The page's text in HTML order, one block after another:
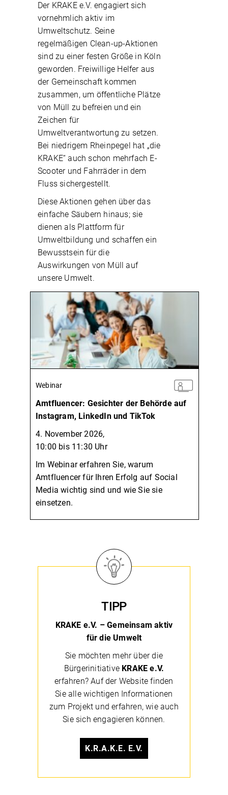
Der KRAKE e.V. engagiert sich
vornehmlich aktiv im
Umweltschutz. Seine
regelmäßigen Clean-up-Aktionen
sind zu einer festen Größe in Köln
geworden. Freiwillige Helfer aus
der Gemeinschaft kommen
zusammen, um öffentliche Plätze
von Müll zu befreien und ein
Zeichen für
Umweltverantwortung zu setzen.
Bei niedrigem Rheinpegel hat „die
KRAKE“ auch schon mehrfach E-
Scooter und Fahrräder in dem
Fluss sichergestellt.
Diese Aktionen gehen über das
einfache Säubern hinaus; sie
dienen als Plattform für
Umweltbildung und schaffen ein
Bewusstsein für die
Auswirkungen von Müll auf
unsere Umwelt.
Webinar
Amtfluencer: Gesichter der Behörde auf
Instagram, LinkedIn und TikTok
4. November 2026,
10:00 bis 11:30 Uhr
Im Webinar erfahren Sie, warum
Amtfluencer für Ihren Erfolg auf Social
Media wichtig sind und wie Sie sie
einsetzen.
TIPP
KRAKE e.V. – Gemeinsam aktiv
für die Umwelt
Sie möchten mehr über die
Bürgerinitiative KRAKE e.V.
erfahren? Auf der Website finden
Sie alle wichtigen Informationen
zum Projekt und erfahren, wie auch
Sie sich engagieren können.
K.R.A.K.E. E.V.